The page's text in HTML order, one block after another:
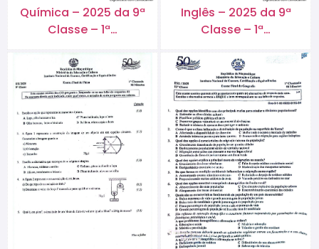
Química – 2025 da 9ª
Classe – 1ª…
Inglês – 2025 da 9ª
Classe – 1ª…